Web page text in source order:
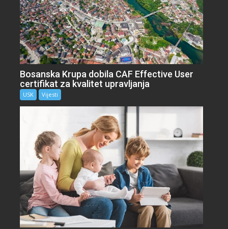
Bosanska Krupa dobila CAF Effective User
certifikat za kvalitet upravljanja
USK Vijesti